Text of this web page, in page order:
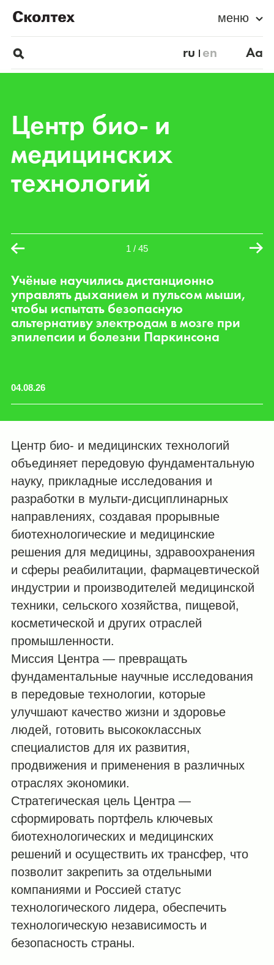
меню
ru en Aa
Центр био- и
медицинских
технологий
1 / 45
Учёные научились дистанционно
управлять дыханием и пульсом мыши,
чтобы испытать безопасную
альтернативу электродам в мозге при
эпилепсии и болезни Паркинсона
04.08.26
Центр био- и медицинских технологий
объединяет передовую фундаментальную
науку, прикладные исследования и
разработки в мульти-дисциплинарных
направлениях, создавая прорывные
биотехнологические и медицинские
решения для медицины, здравоохранения
и сферы реабилитации, фармацевтической
индустрии и производителей медицинской
техники, сельского хозяйства, пищевой,
косметической и других отраслей
промышленности.
Миссия Центра — превращать
фундаментальные научные исследования
в передовые технологии, которые
улучшают качество жизни и здоровье
людей, готовить высококлассных
специалистов для их развития,
продвижения и применения в различных
отраслях экономики.
Стратегическая цель Центра —
сформировать портфель ключевых
биотехнологических и медицинских
решений и осуществить их трансфер, что
позволит закрепить за отдельными
компаниями и Россией статус
технологического лидера, обеспечить
технологическую независимость и
безопасность страны.